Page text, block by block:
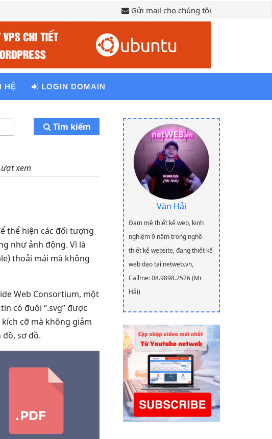
Gửi mail cho chúng tôi
HỆ LOGIN DOMAIN
Tìm kiếm
xem
thể hiện các đối tượng
như ảnh động. Vì là
thoải mái mà không
Web Consortium, một
có đuôi “.svg” được
cỡ mà không giảm
sơ đồ.
Văn Hải
Đam mê thiết kế web, kinh
nghiệm 9 năm trong nghề
thiết kế website, đang thiết kế
web dạo tại netweb.vn,
Callme: 08.9898.2526 (Mr
Hải)